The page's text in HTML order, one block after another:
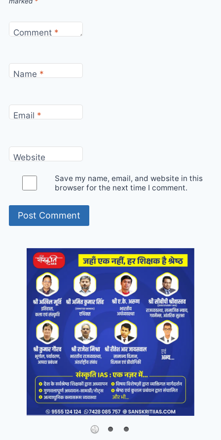
Comment *
Name *
Email *
Website
Save my name, email, and website in this
browser for the next time I comment.